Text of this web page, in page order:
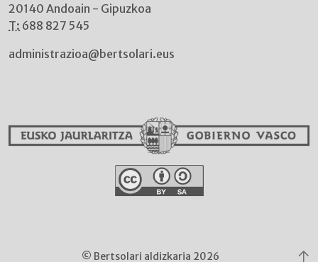
20140 Andoain - Gipuzkoa
T: 688 827 545
administrazioa@bertsolari.eus
© Bertsolari aldizkaria 2026